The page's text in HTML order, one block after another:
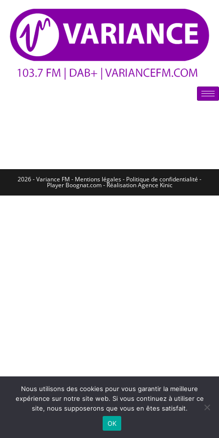
2026 - Variance FM - Mentions légales - Politique de confidentialité -
Player Boognat.com- RéalisationAgence Kinic
Nous utilisons des cookies pour vous garantir la meilleure
expérience sur notre site web. Si vous continuez à utiliser ce
site, nous supposerons que vous en êtes satisfait.
OK